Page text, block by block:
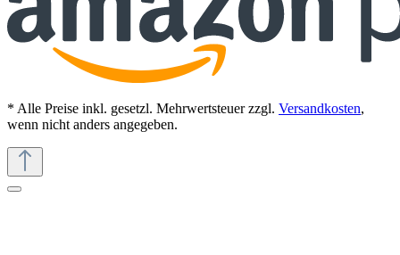
* Alle Preise inkl. gesetzl. Mehrwertsteuer zzgl. Versandkosten,
wenn nicht anders angegeben.